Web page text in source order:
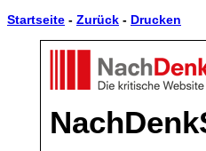
Startseite - Zurück - Drucken